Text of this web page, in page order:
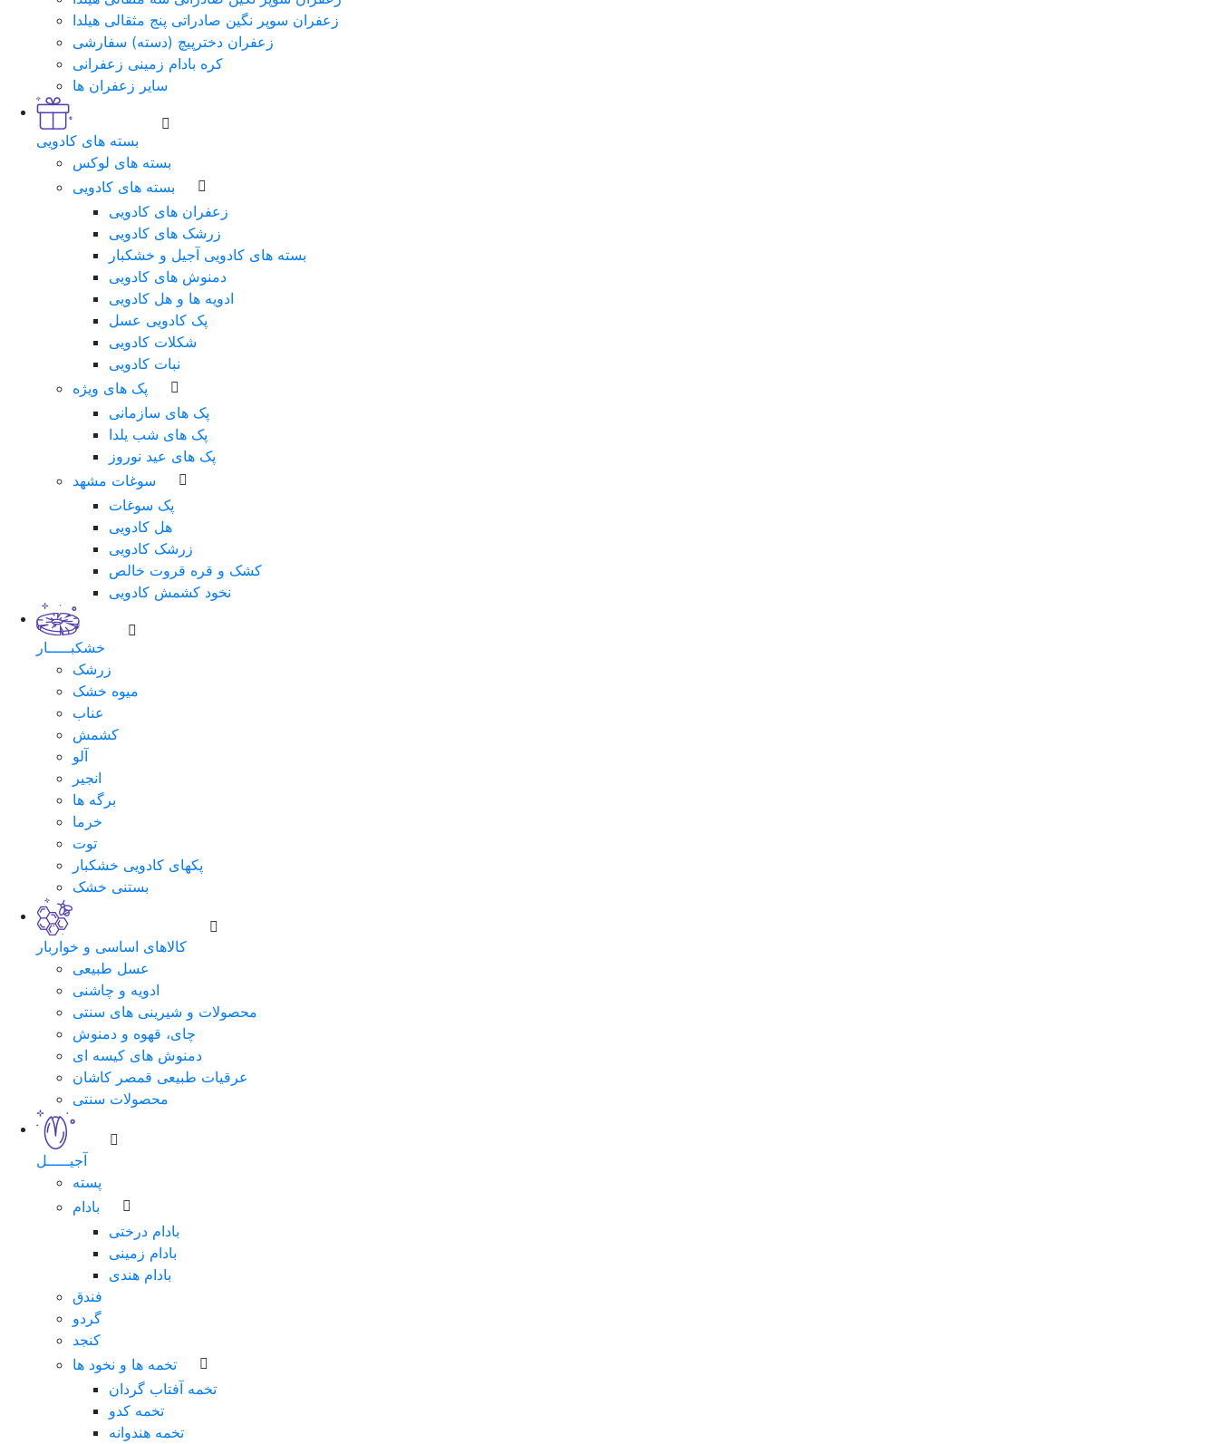
زعفران سوپر نگین صادراتی پنج مثقالی هیلدا
زعفران دخترپیچ (دسته) سفارشی
کره بادام زمینی زعفرانی
سایر زعفران ها
بسته های کادویی
بسته های لوکس
بسته های کادویی
زعفران های کادویی
زرشک های کادویی
بسته های کادویی آجیل و خشکبار
دمنوش های کادویی
ادویه ها و هل کادویی
پک کادویی عسل
شکلات کادویی
نبات کادویی
پک های ویژه
پک های سازمانی
پک های شب یلدا
پک های عید نوروز
سوغات مشهد
پک سوغات
هل کادویی
زرشک کادویی
کشک و قره قروت خالص
نخود کشمش کادویی
خشکبـــــار
زرشک
میوه خشک
عناب
کشمش
آلو
انجیر
برگه ها
خرما
توت
پکهای کادویی خشکبار
بستنی خشک
کالاهای اساسی و خواربار
عسل طبیعی
ادویه و چاشنی
محصولات و شیرینی های سنتی
چای، قهوه و دمنوش
دمنوش های کیسه ای
عرقیات طبیعی قمصر کاشان
محصولات سنتی
آجیـــــل
پسته
بادام
بادام درختی
بادام زمینی
بادام هندی
فندق
گردو
کنجد
تخمه ها و نخود ها
تخمه آفتاب گردان
تخمه کدو
تخمه هندوانه